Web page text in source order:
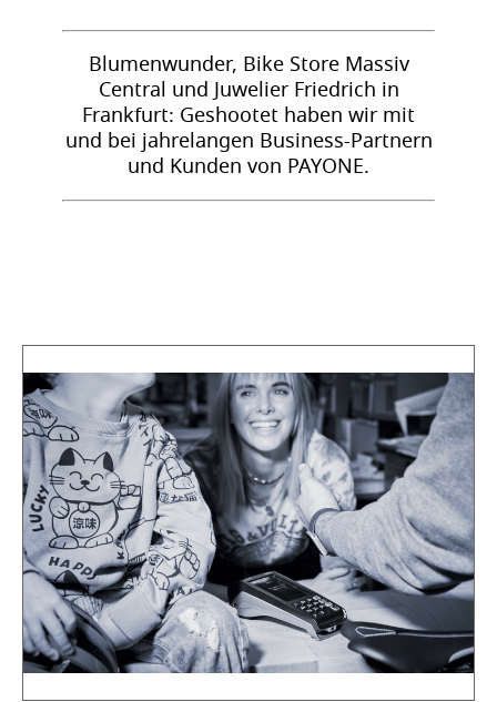
Blumenwunder, Bike Store Massiv
Central und Juwelier Friedrich in
Frankfurt: Geshootet haben wir mit
und bei jahrelangen Business-Partnern
und Kunden von PAYONE.